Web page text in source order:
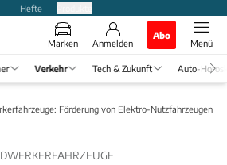
Hefte
Marken Anmelden
Abo
Menü
Verkehr Tech & Zukunft Auto-
Förderung von Elektro-Nutzfahrzeugen